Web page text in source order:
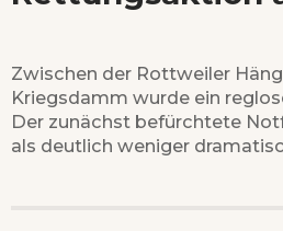
Zwischen der Rottweiler
Kriegsdamm wurde ein
Der zunächst befürchtete
als deutlich weniger